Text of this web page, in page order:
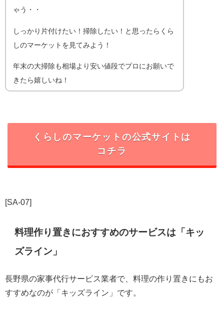
ゃう・・
しっかり片付けたい！掃除したい！と思ったらくら
しのマーケットを見てみよう！
年末の大掃除も相場より安い値段でプロにお願いで
きたら嬉しいね！
くらしのマーケットの公式サイトは
コチラ
[SA-07]
料理作り置きにおすすめのサービスは「キッ
ズライン」
長野県の家事代行サービス業者で、料理の作り置きにもお
すすめなのが「キッズライン」です。